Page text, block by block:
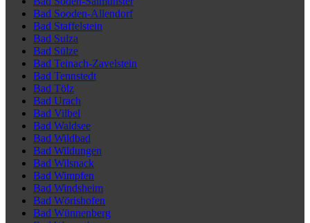
Bad Sooden-Allendorf
Bad Staffelstein
Bad Sulza
Bad Sülze
Bad Teinach-Zavelstein
Bad Tennstedt
Bad Tölz
Bad Urach
Bad Vilbel
Bad Waldsee
Bad Wildbad
Bad Wildungen
Bad Wilsnack
Bad Wimpfen
Bad Windsheim
Bad Wörishofen
Bad Wünnenberg